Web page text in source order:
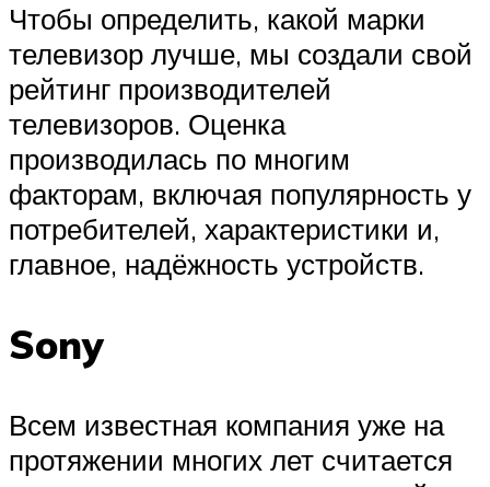
Чтобы определить, какой марки
телевизор лучше, мы создали свой
рейтинг производителей
телевизоров. Оценка
производилась по многим
факторам, включая популярность у
потребителей, характеристики и,
главное, надёжность устройств.
Sony
Всем известная компания уже на
протяжении многих лет считается